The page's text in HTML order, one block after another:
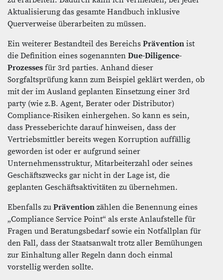
Aktualisierung das gesamte Handbuch inklusive
Querverweise überarbeiten zu müssen.
Ein weiterer Bestandteil des Bereichs Prävention ist
die Definition eines sogenannten Due-Diligence-
Prozesses für 3rd parties. Anhand dieser
Sorgfaltsprüfung kann zum Beispiel geklärt werden, ob
mit der im Ausland geplanten Einsetzung einer 3rd
party (wie z.B. Agent, Berater oder Distributor)
Compliance-Risiken einhergehen. So kann es sein,
dass Presseberichte darauf hinweisen, dass der
Vertriebsmittler bereits wegen Korruption auffällig
geworden ist oder er aufgrund seiner
Unternehmensstruktur, Mitarbeiterzahl oder seines
Geschäftszwecks gar nicht in der Lage ist, die
geplanten Geschäftsaktivitäten zu übernehmen.
Ebenfalls zu Prävention zählen die Benennung eines
„Compliance Service Point“ als erste Anlaufstelle für
Fragen und Beratungsbedarf sowie ein Notfallplan für
den Fall, dass der Staatsanwalt trotz aller Bemühungen
zur Einhaltung aller Regeln dann doch einmal
vorstellig werden sollte.